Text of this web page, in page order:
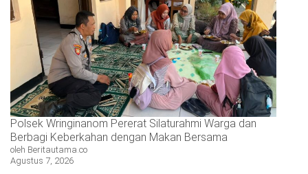
Polsek Wringinanom Pererat Silaturahmi Warga dan
Berbagi Keberkahan dengan Makan Bersama
oleh Beritautama.co
Agustus 7, 2026